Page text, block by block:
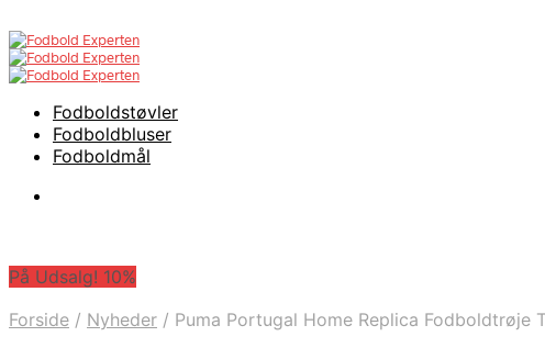
Fodboldstøvler
Fodboldbluser
Fodboldmål
På Udsalg! 10%
Forside / Nyheder / Puma Portugal Home Replica Fodboldtrøje